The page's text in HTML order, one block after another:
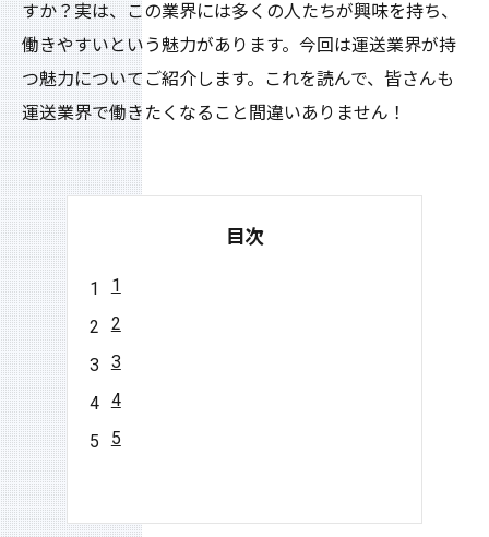
すか？実は、この業界には多くの人たちが興味を持ち、
働きやすいという魅力があります。今回は運送業界が持
つ魅力についてご紹介します。これを読んで、皆さんも
運送業界で働きたくなること間違いありません！
目次
1
2
3
4
5